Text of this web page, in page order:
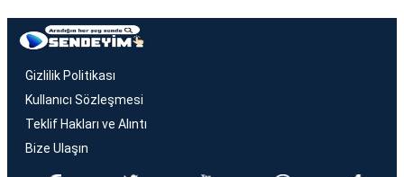
Gizlilik Politikası
Kullanıcı Sözleşmesi
Teklif Hakları ve Alıntı
Bize Ulaşın